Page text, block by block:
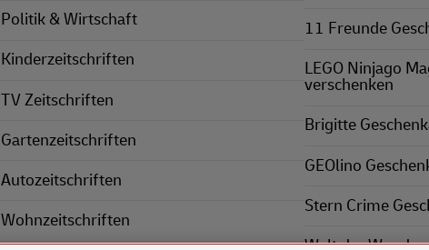
Politik & Wirtschaft
Kinderzeitschriften
TV Zeitschriften
Gartenzeitschriften
Autozeitschriften
Wohnzeitschriften
11 Freunde
LEGO Ninjago
verschenken
Brigitte
GEOlino
Stern Crime
Welt der Wunder